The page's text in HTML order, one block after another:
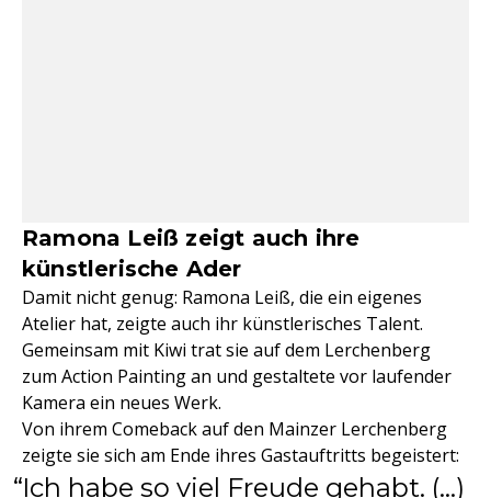
Ramona Leiß zeigt auch ihre
künstlerische Ader
Damit nicht genug: Ramona Leiß, die ein eigenes
Atelier hat, zeigte auch ihr künstlerisches Talent.
Gemeinsam mit Kiwi trat sie auf dem Lerchenberg
zum Action Painting an und gestaltete vor laufender
Kamera ein neues Werk.
Von ihrem Comeback auf den Mainzer Lerchenberg
zeigte sie sich am Ende ihres Gastauftritts begeistert:
Ich habe so viel Freude gehabt. (...)